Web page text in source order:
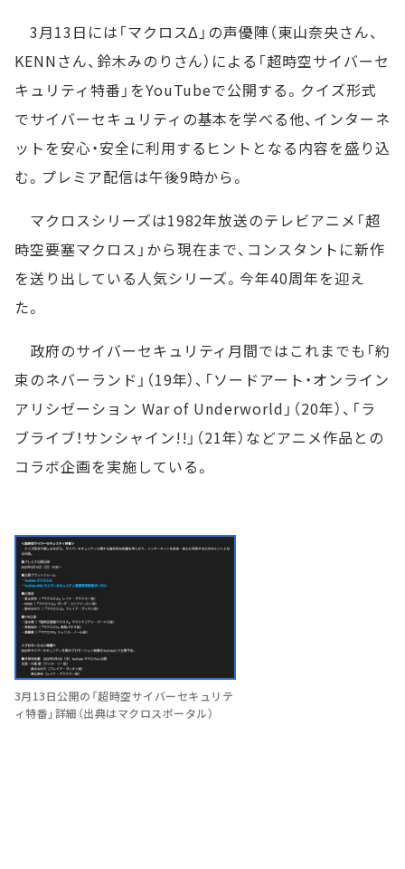
3月13日には「マクロスΔ」の声優陣（東山奈央さん、
KENNさん、鈴木みのりさん）による「超時空サイバーセ
キュリティ特番」をYouTubeで公開する。クイズ形式
でサイバーセキュリティの基本を学べる他、インターネ
ットを安心・安全に利用するヒントとなる内容を盛り込
む。プレミア配信は午後9時から。
マクロスシリーズは1982年放送のテレビアニメ「超
時空要塞マクロス」から現在まで、コンスタントに新作
を送り出している人気シリーズ。今年40周年を迎え
た。
政府のサイバーセキュリティ月間ではこれまでも「約
束のネバーランド」（19年）、「ソードアート・オンライン
アリシゼーション War of Underworld」（20年）、「ラ
ブライブ！サンシャイン!!」（21年）などアニメ作品との
コラボ企画を実施している。
3月13日公開の「超時空サイバーセキュリテ
ィ特番」詳細（出典はマクロスポータル）